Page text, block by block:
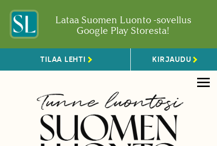
Lataa Suomen Luonto -sovellus
Google Play Storesta!
TILAA LEHTI KIRJAUDU